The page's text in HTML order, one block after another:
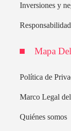
Inversiones y
Mapa
Política de
Marco Legal
Quiénes somos